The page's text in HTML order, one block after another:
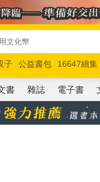
子 公益書包 16647續集
作 馬斯克 玩具總動員5
書 雜誌 電子書